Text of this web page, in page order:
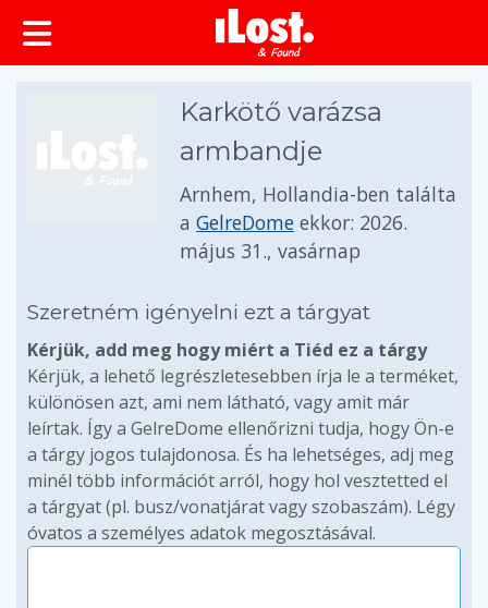
Karkötő varázsa
armbandje
Arnhem, Hollandia-ben találta
a GelreDome ekkor: 2026.
május 31., vasárnap
Szeretném igényelni ezt a tárgyat
Kérjük, add meg hogy miért a Tiéd ez a tárgy
Kérjük, a lehető legrészletesebben írja le a terméket,
különösen azt, ami nem látható, vagy amit már
leírtak. Így a GelreDome ellenőrizni tudja, hogy Ön-e
a tárgy jogos tulajdonosa. És ha lehetséges, adj meg
minél több információt arról, hogy hol vesztetted el
a tárgyat (pl. busz/vonatjárat vagy szobaszám). Légy
óvatos a személyes adatok megosztásával.